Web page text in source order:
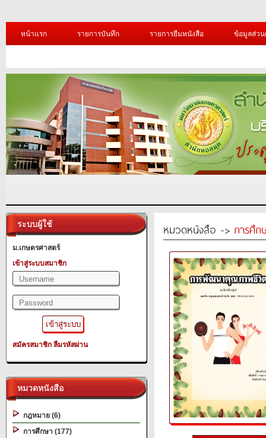
หน้าแรก รายการบันทึก รายการยืมหนังสือ ข้อมูลส่ว
ระบบผู้ใช้
ม.เกษตรศาสตร์
เข้าสู่ระบบสมาชิก
สมัครสมาชิก ลืมรหัสผ่าน
หมวดหนังสือ
กฎหมาย (6)
การศึกษา (177)
หมวดหนังสือ -> การศึก